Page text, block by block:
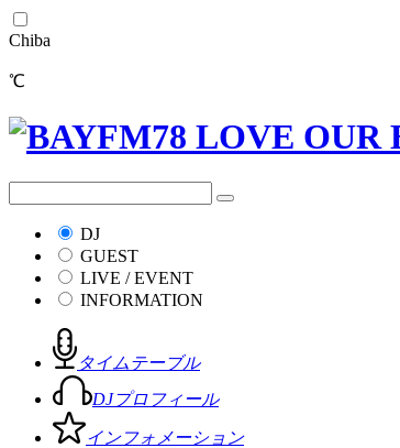
Chiba
℃
DJ
GUEST
LIVE / EVENT
INFORMATION
タイムテーブル
DJプロフィール
インフォメーション